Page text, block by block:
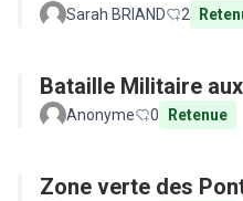
Sarah BRIAND 2
Bataille Militaire
Anonyme 0 Retenue
Zone verte des